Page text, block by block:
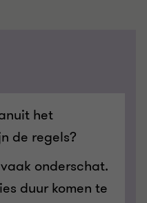
het
de regels?
onderschat.
duur komen te